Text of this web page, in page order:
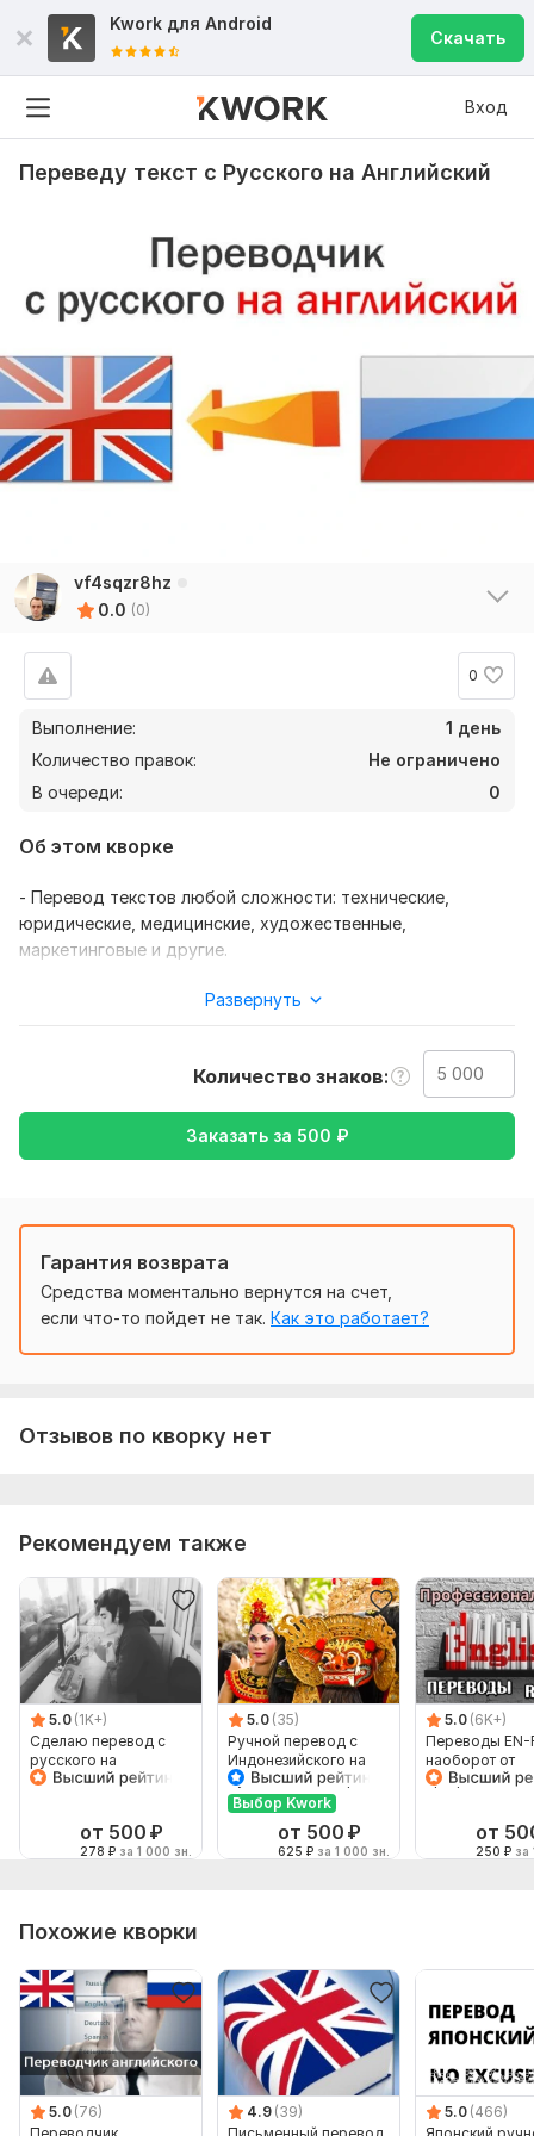
Kwork для Android
Скачать
Вход
Переведу текст с Русского на Английский
vf4sqzr8hz
0.0 (0)
0
Выполнение:
1 день
Количество правок:
Не ограничено
В очереди:
0
Об этом кворке
- Перевод текстов любой сложности: технические,
юридические, медицинские, художественные,
маркетинговые и другие.
- Редактирование и корректура переведенных текстов.
- Срочные переводы с соблюдением сроков и высокого
качества.
Нужно для заказа:
Если вам нужен качественный и профессиональный
перевод, я готов взяться за ваш проект! Свяжитесь со
мной, чтобы обсудить детали и получить расчет
стоимости
с Русского на Английский
Развернуть
Количество знаков
Заказать за 500 ₽
Гарантия возврата
Средства моментально вернутся на счет,
если что-то пойдет не так. Как это работает?
Отзывов по кворку нет
Рекомендуем также
5.0 (1K+)
Сделаю перевод с
русского на
английский и
от 500 ₽
278 ₽ за 1 000 зн.
5.0 (35)
Ручной перевод с
Индонезийского на
Русский и наоборот
Выбор Kwork
от 500 ₽
625 ₽ за 1 000 зн.
5.0 (6K+)
Переводы EN-
наоборот от
от
250 ₽ за
Похожие кворки
5.0 (76)
4.9 (39)
5.0 (466)